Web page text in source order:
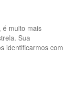
é muito mais
Sua
identificarmos com